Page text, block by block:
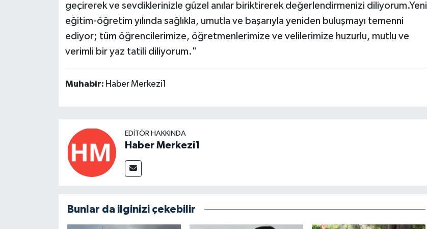
geçirerek ve sevdiklerinizle güzel anılar biriktirerek değerlendirmenizi diliyorum.Yeni
eğitim-öğretim yılında sağlıkla, umutla ve başarıyla yeniden buluşmayı temenni
ediyor; tüm öğrencilerimize, öğretmenlerimize ve velilerimize huzurlu, mutlu ve
verimli bir yaz tatili diliyorum."
Muhabir: Haber Merkezi1
EDITÖR HAKKINDA
Haber Merkezi1
Bunlar da ilginizi çekebilir